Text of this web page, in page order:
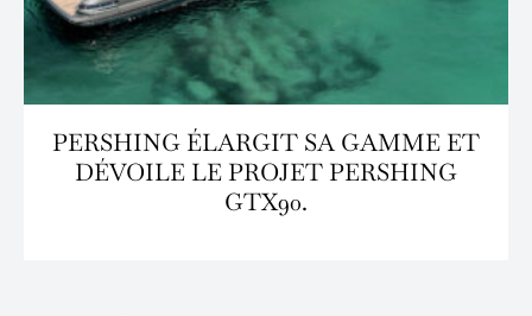
PERSHING ÉLARGIT SA GAMME ET
DÉVOILE LE PROJET PERSHING
GTX90.